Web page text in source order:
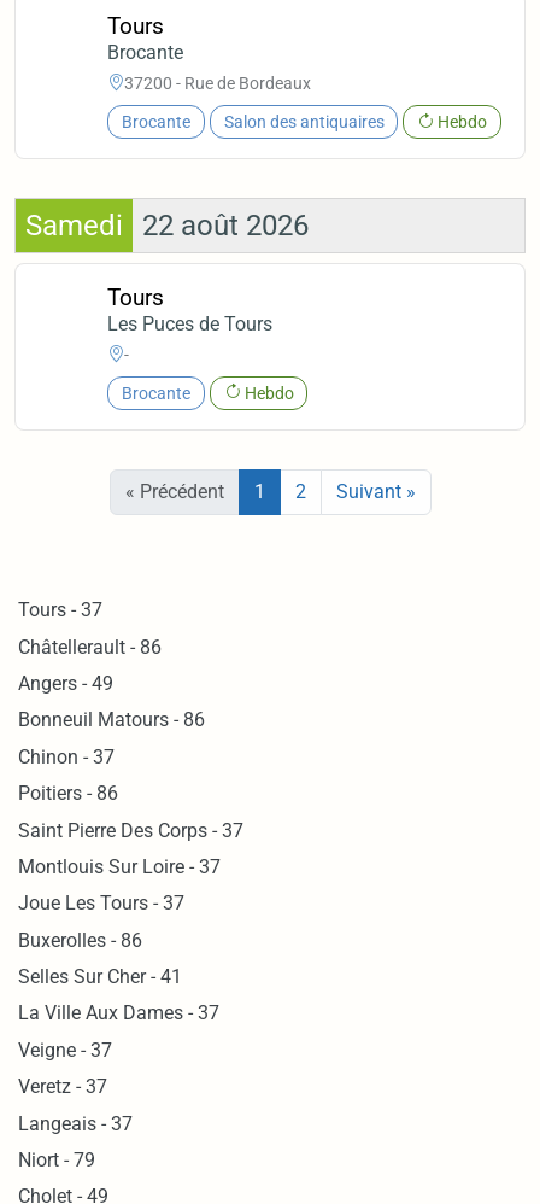
Tours
Brocante
37200 - Rue de Bordeaux
Brocante Salon des antiquaires Hebdo
Samedi 22 août 2026
Tours
Les Puces de Tours
-
Brocante Hebdo
« Précédent 1 2 Suivant »
Tours - 37
Châtellerault - 86
Angers - 49
Bonneuil Matours - 86
Chinon - 37
Poitiers - 86
Saint Pierre Des Corps - 37
Montlouis Sur Loire - 37
Joue Les Tours - 37
Buxerolles - 86
Selles Sur Cher - 41
La Ville Aux Dames - 37
Veigne - 37
Veretz - 37
Langeais - 37
Niort - 79
Cholet - 49